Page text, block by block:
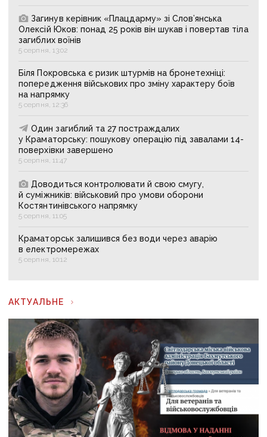
Загинув керівник «Плацдарму» зі Слов’янська
Олексій Юков: понад 25 років він шукав і повертав тіла
загиблих воїнів
5 серпня, 13:02
Біля Покровська є ризик штурмів на бронетехніці:
попередження військових про зміну характеру боїв
на напрямку
5 серпня, 12:36
Один загиблий та 27 постраждалих
у Краматорську: пошукову операцію під завалами 14-
поверхівки завершено
5 серпня, 11:47
Доводиться контролювати й свою смугу,
й суміжників: військовий про умови оборони
Костянтинівського напрямку
5 серпня, 11:05
Краматорськ залишився без води через аварію
в електромережах
5 серпня, 10:12
АКТУАЛЬНЕ